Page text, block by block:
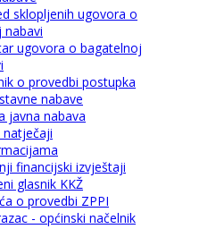
sklopljenih ugovora o
nabavi
ugovora o bagatelnoj
o provedbi postupka
nabave
javna nabava
natječaji
financijski izvještaji
glasnik KKŽ
o provedbi ZPPI
- općinski načelnik